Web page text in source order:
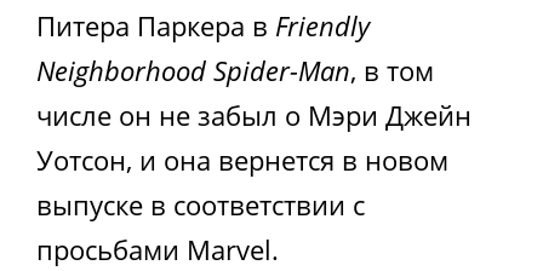
Питера Паркера в Friendly
Neighborhood Spider-Man, в том
числе он не забыл о Мэри Джейн
Уотсон, и она вернется в новом
выпуске в соответствии с
просьбами Marvel.